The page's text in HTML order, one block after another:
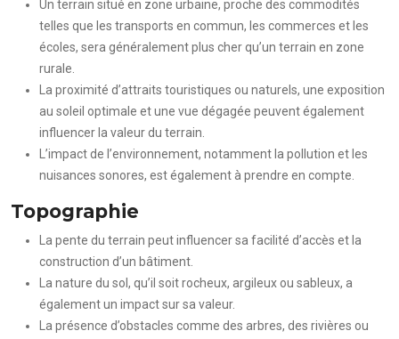
Un terrain situé en zone urbaine, proche des commodités
telles que les transports en commun, les commerces et les
écoles, sera généralement plus cher qu’un terrain en zone
rurale.
La proximité d’attraits touristiques ou naturels, une exposition
au soleil optimale et une vue dégagée peuvent également
influencer la valeur du terrain.
L’impact de l’environnement, notamment la pollution et les
nuisances sonores, est également à prendre en compte.
Topographie
La pente du terrain peut influencer sa facilité d’accès et la
construction d’un bâtiment.
La nature du sol, qu’il soit rocheux, argileux ou sableux, a
également un impact sur sa valeur.
La présence d’obstacles comme des arbres, des rivières ou